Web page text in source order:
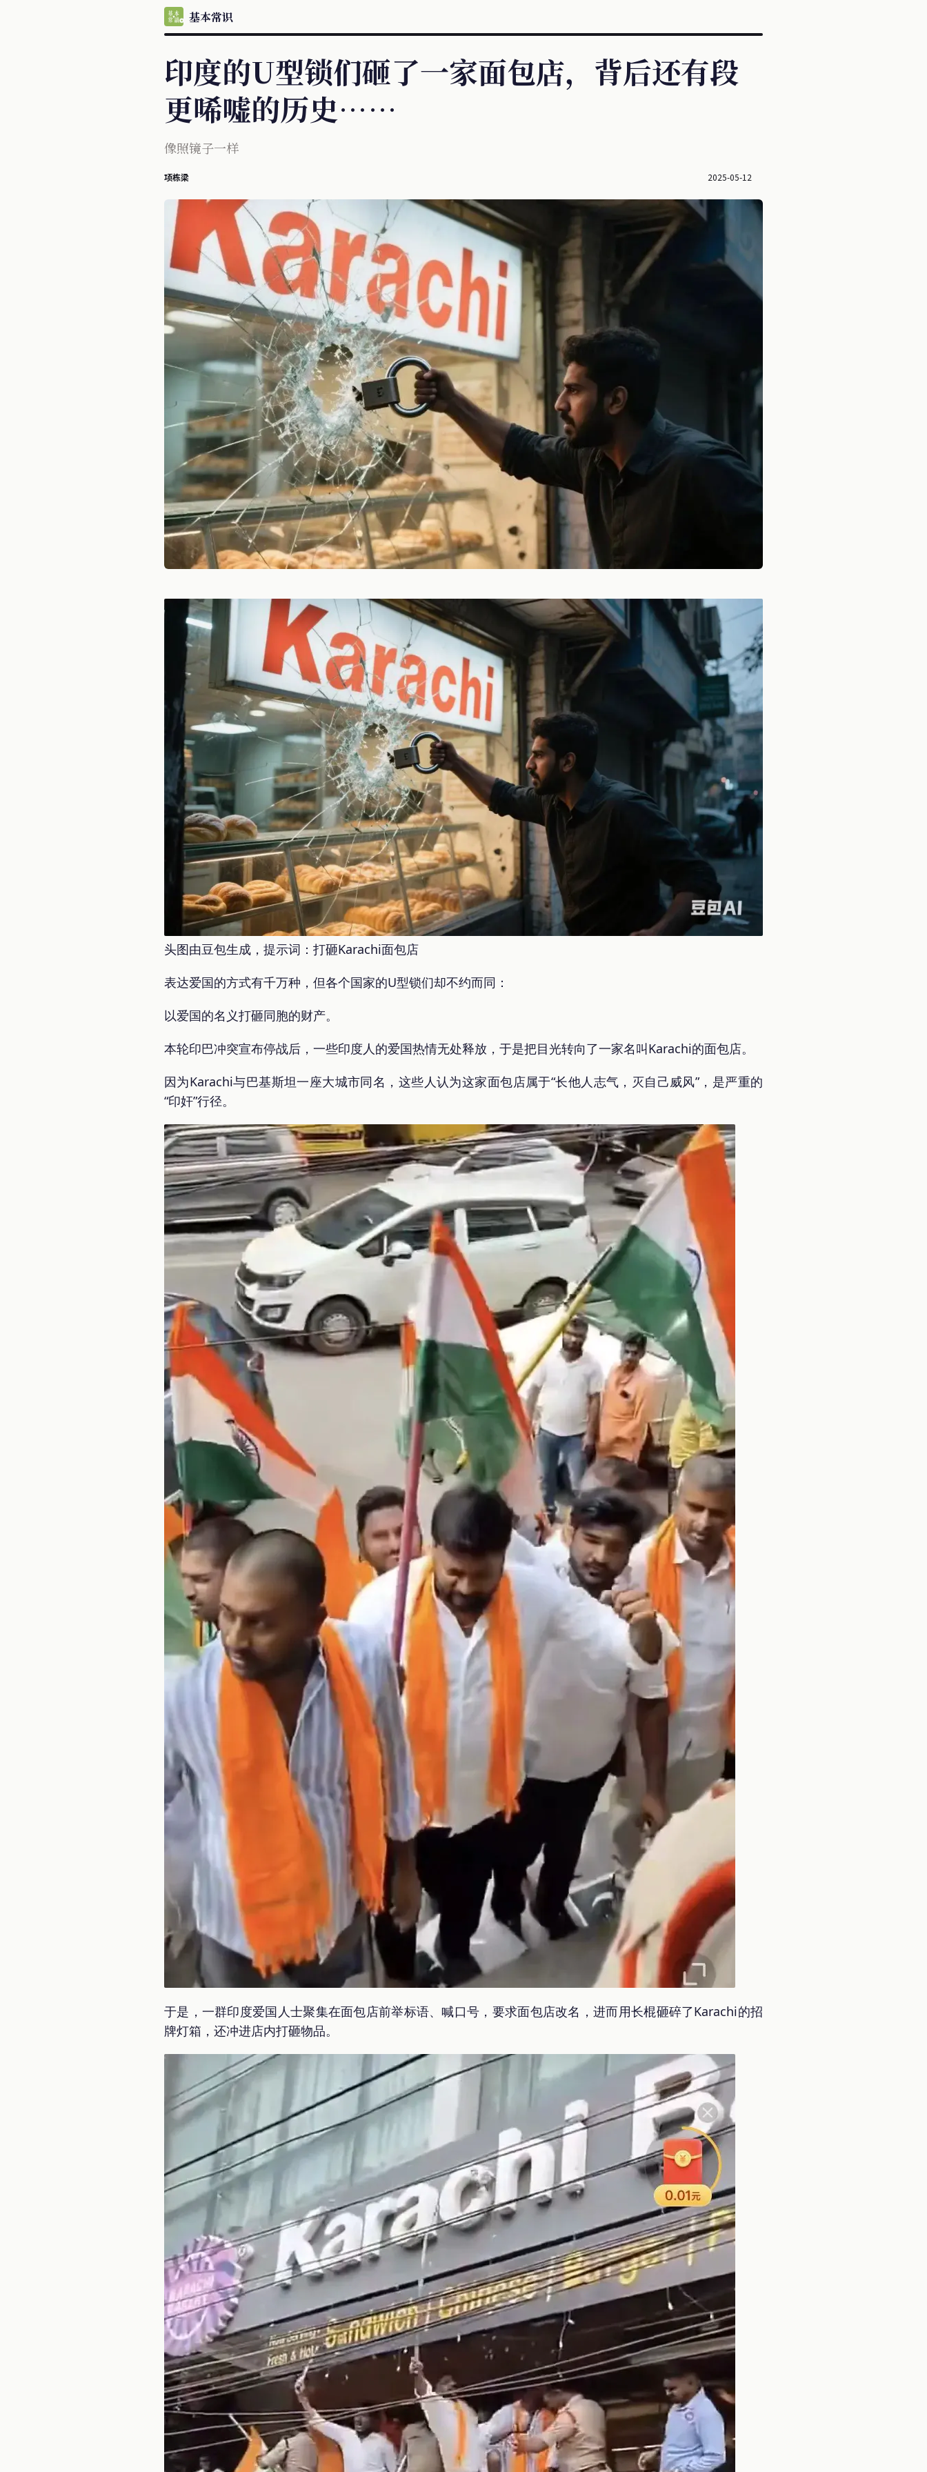
基本常识
印度的U型锁们砸了一家面包店，背后还有段
更唏嘘的历史……
像照镜子一样
项栋梁 2025-05-12
头图由豆包生成，提示词：打砸Karachi面包店
表达爱国的方式有千万种，但各个国家的U型锁们却不约而同：
以爱国的名义打砸同胞的财产。
本轮印巴冲突宣布停战后，一些印度人的爱国热情无处释放，于是把目光转向了一家名叫Karachi的面包店。
因为Karachi与巴基斯坦一座大城市同名，这些人认为这家面包店属于“长他人志气，灭自己威风”，是严重的
“印奸”行径。
于是，一群印度爱国人士聚集在面包店前举标语、喊口号，要求面包店改名，进而用长棍砸碎了Karachi的招
牌灯箱，还冲进店内打砸物品。